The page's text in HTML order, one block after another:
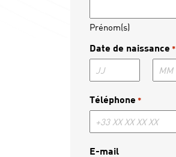
Prénom(s)
Date de naissance *
Jour Mois
Téléphone *
E-mail